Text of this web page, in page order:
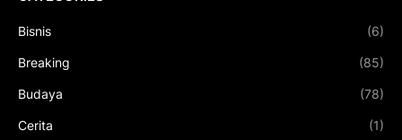
Bisnis (6)
Breaking (85)
Budaya (78)
Cerita (1)